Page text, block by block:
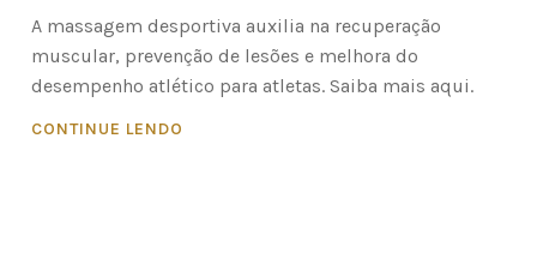
A massagem desportiva auxilia na recuperação
muscular, prevenção de lesões e melhora do
desempenho atlético para atletas. Saiba mais aqui.
CONTINUE LENDO